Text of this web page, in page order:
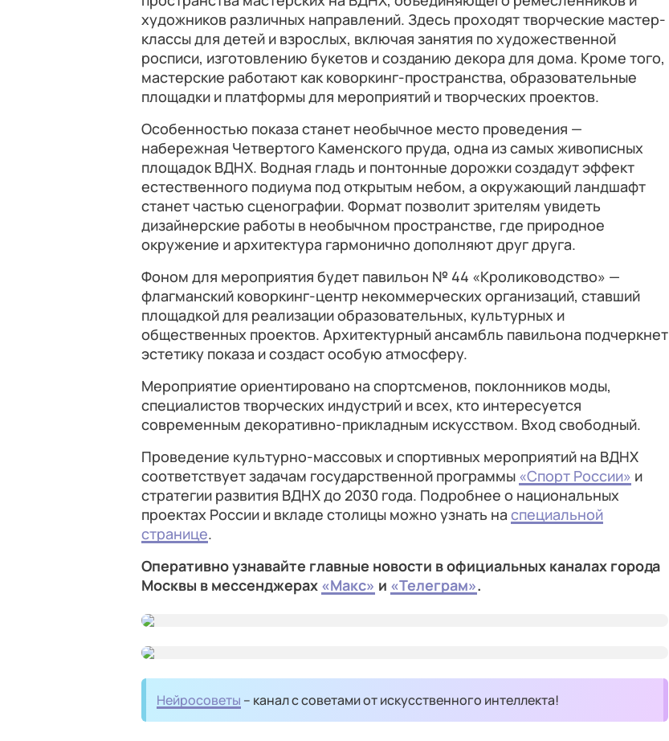
художников различных направлений. Здесь проходят творческие мастер-
классы для детей и взрослых, включая занятия по художественной
росписи, изготовлению букетов и созданию декора для дома. Кроме того,
мастерские работают как коворкинг-пространства, образовательные
площадки и платформы для мероприятий и творческих проектов.
Особенностью показа станет необычное место проведения —
набережная Четвертого Каменского пруда, одна из самых живописных
площадок ВДНХ. Водная гладь и понтонные дорожки создадут эффект
естественного подиума под открытым небом, а окружающий ландшафт
станет частью сценографии. Формат позволит зрителям увидеть
дизайнерские работы в необычном пространстве, где природное
окружение и архитектура гармонично дополняют друг друга.
Фоном для мероприятия будет павильон № 44 «Кролиководство» —
флагманский коворкинг-центр некоммерческих организаций, ставший
площадкой для реализации образовательных, культурных и
общественных проектов. Архитектурный ансамбль павильона подчеркнет
эстетику показа и создаст особую атмосферу.
Мероприятие ориентировано на спортсменов, поклонников моды,
специалистов творческих индустрий и всех, кто интересуется
современным декоративно-прикладным искусством. Вход свободный.
Проведение культурно-массовых и спортивных мероприятий на ВДНХ
соответствует задачам государственной программы «Спорт России» и
стратегии развития ВДНХ до 2030 года. Подробнее о национальных
проектах России и вкладе столицы можно узнать на специальной
странице.
Оперативно узнавайте главные новости в официальных каналах города
Москвы в мессенджерах «Макс» и «Телеграм».
Нейросоветы – канал с советами от искусственного интеллекта!